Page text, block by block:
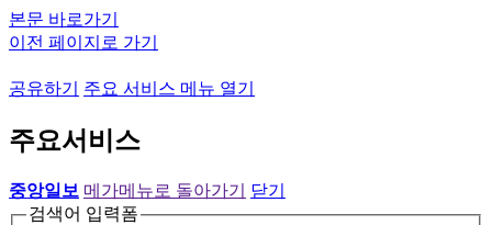
본문 바로가기
이전 페이지로 가기
공유하기 주요 서비스 메뉴 열기
주요서비스
중앙일보 메가메뉴로 돌아가기
닫기
검색어 입력폼